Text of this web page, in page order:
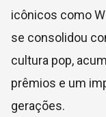
icônicos como
se consolidou
cultura pop,
prêmios e um
gerações.